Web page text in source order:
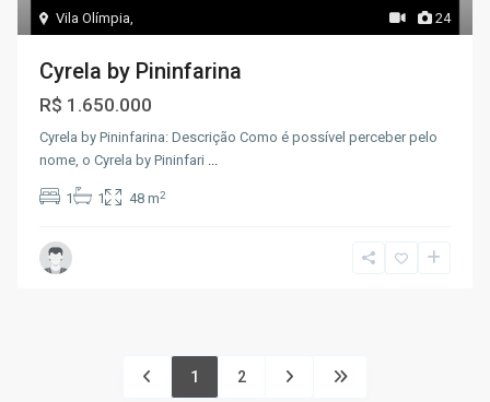
24
Vila Olímpia,
Cyrela by Pininfarina
R$ 1.650.000
Cyrela by Pininfarina: Descrição Como é possível perceber pelo
nome, o Cyrela by Pininfari ...
1 1 48 m2
1 2